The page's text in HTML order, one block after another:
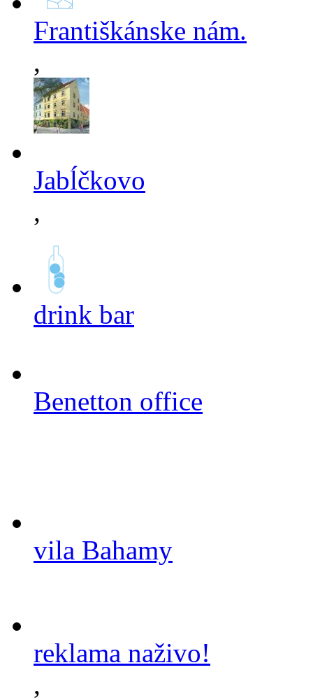
Františkánske nám.
,
Jabĺčkovo
,
drink bar
Benetton office
vila Bahamy
reklama naživo!
,